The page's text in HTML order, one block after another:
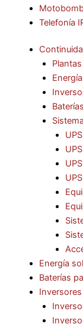
Telefonía
Energía
Baterías
Inversores